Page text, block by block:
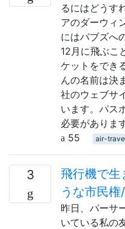
るにはどうす
アのダーウィ
にはバブズへ
12月に飛ぶこ
ケットをでき
んの名前は決
社のウェブサ
います。パス
必要がありま
55
air-
3
飛行機で生
うな市民
昨日、パーサ
いている私の